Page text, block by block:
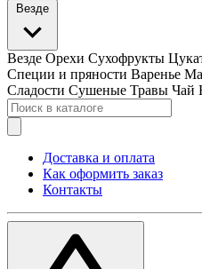
Везде
Везде Орехи Сухофрукты
Специи и пряности Варенье
Сладости Сушеные Травы Чай
Доставка и оплата
Как оформить заказ
Контакты